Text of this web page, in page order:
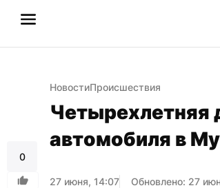
0
НовостиПроисшествия
Четырехлетняя
автомобиля в
27 июня, 14:07 Обновлено: 27